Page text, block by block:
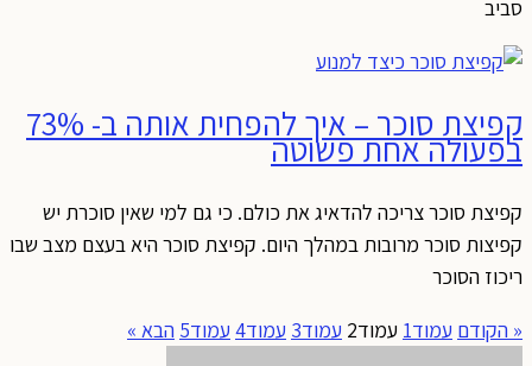
סביב
קפיצת סוכר – איך להפחית אותה ב- 73%
בפעולה אחת פשוטה
קפיצת סוכר צריכה להדאיג את כולם. כי גם למי שאין סוכרת יש
קפיצות סוכר מרובות במהלך היום. קפיצת סוכר היא בעצם מצב שבו
ריכוז הסוכר
« הקודם עמוד1 עמוד2 עמוד3 עמוד4 עמוד5 הבא »